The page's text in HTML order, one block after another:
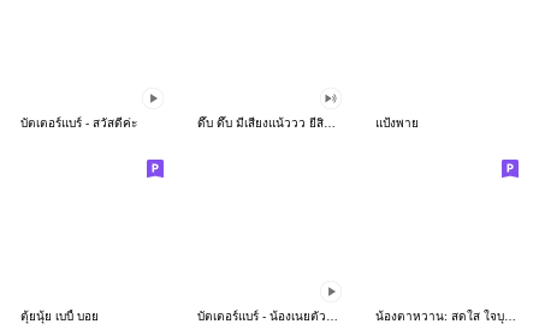
บัตเตอร์แบร์ - สวัสดีค่ะ แป้งพาย
ตุ้ยนุ้ย เบบี้ บอย น้องตาหวาน: สดใส ใจบุญ (สีพาสเทล)